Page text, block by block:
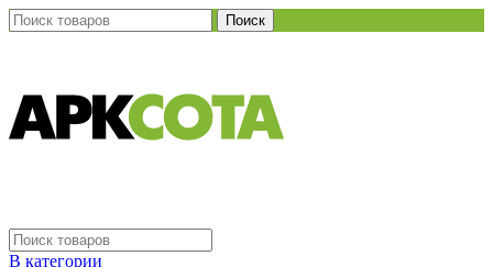
Поиск
В категории